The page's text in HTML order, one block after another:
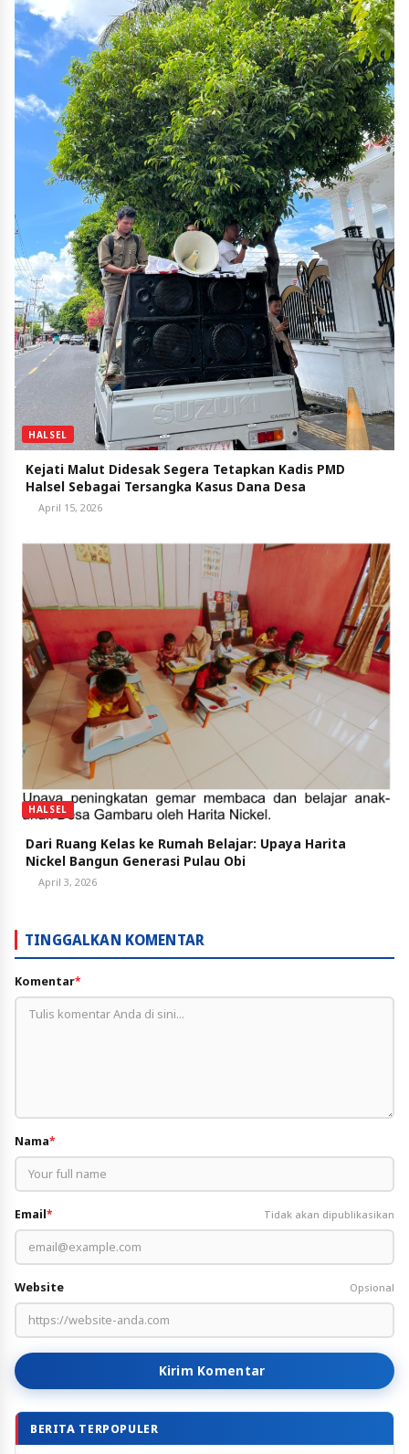
HALSEL
Kejati Malut Didesak Segera Tetapkan Kadis PMD
Halsel Sebagai Tersangka Kasus Dana Desa
April 15, 2026
HALSEL
Dari Ruang Kelas ke Rumah Belajar: Upaya Harita
Nickel Bangun Generasi Pulau Obi
April 3, 2026
TINGGALKAN KOMENTAR
Komentar*
Nama*
Email* Tidak akan dipublikasikan
Website Opsional
Kirim Komentar
BERITA TERPOPULER